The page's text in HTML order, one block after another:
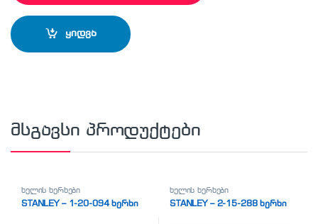
ყიდვა
მსგავსი პროდუქტები
ხელის ხერხები
STANLEY – 1-20-094 ხერხი
ხელის ხერხები
STANLEY – 2-15-288 ხერხი